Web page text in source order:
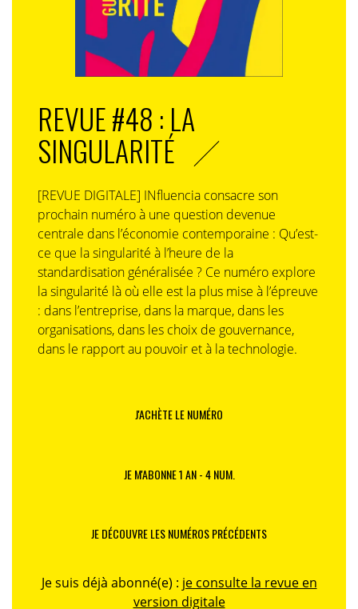
REVUE #48 : LA
SINGULARITÉ
[REVUE DIGITALE] INfluencia consacre son
prochain numéro à une question devenue
centrale dans l’économie contemporaine : Qu’est-
ce que la singularité à l’heure de la
standardisation généralisée ? Ce numéro explore
la singularité là où elle est la plus mise à l’épreuve
: dans l’entreprise, dans la marque, dans les
organisations, dans les choix de gouvernance,
dans le rapport au pouvoir et à la technologie.
J'ACHÈTE LE NUMÉRO
JE M'ABONNE 1 AN - 4 NUM.
JE DÉCOUVRE LES NUMÉROS PRÉCÉDENTS
Je suis déjà abonné(e) : je consulte la revue en
version digitale